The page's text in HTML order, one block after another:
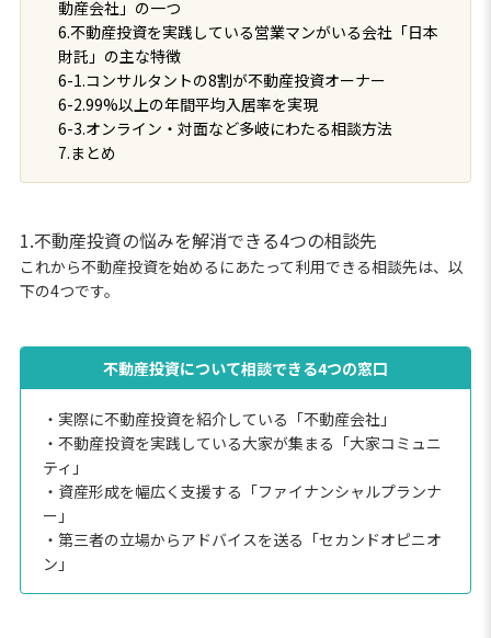
動産会社」の一つ
6.不動産投資を実践している営業マンがいる会社「日本
財託」の主な特徴
6-1.コンサルタントの8割が不動産投資オーナー
6-2.99%以上の年間平均入居率を実現
6-3.オンライン・対面など多岐にわたる相談方法
7.まとめ
1.不動産投資の悩みを解消できる4つの相談先
これから不動産投資を始めるにあたって利用できる相談先は、以
下の4つです。
不動産投資について相談できる4つの窓口
・実際に不動産投資を紹介している「不動産会社」
・不動産投資を実践している大家が集まる「大家コミュニ
ティ」
・資産形成を幅広く支援する「ファイナンシャルプランナ
ー」
・第三者の立場からアドバイスを送る「セカンドオピニオ
ン」